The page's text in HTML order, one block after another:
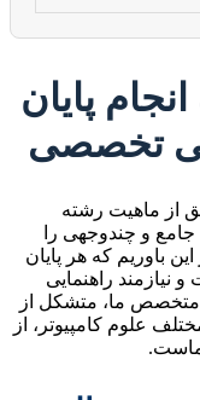
پایان
تخصصی
از ماهیت رشته
و چندوجهی را
باوریم که هر پایان
نیازمند راهنمایی
ما، متشکل از
علوم کامپیوتر، از